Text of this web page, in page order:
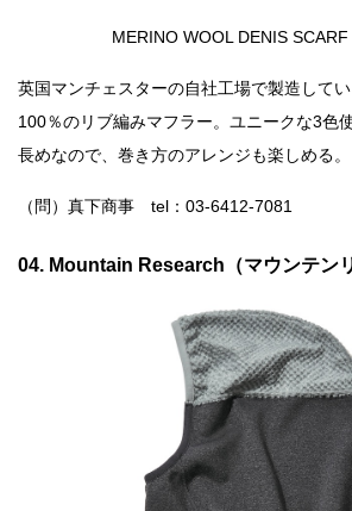
MERINO WOOL DENIS
英国マンチェスターの自社工場で製造して
100％のリブ編みマフラー。ユニークな3色
長めなので、巻き方のアレンジも楽しめる。
（問）真下商事 tel：03-6412-7081
04. Mountain Research（マウンテン